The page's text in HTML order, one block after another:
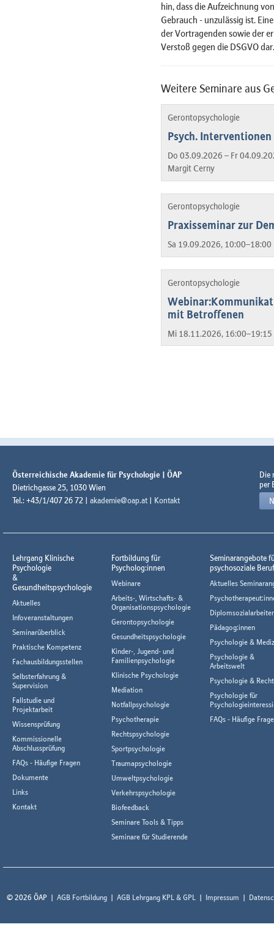
hin, dass die Aufzeichnung
Gebrauch - unzulässig ist.
der Vortragenden sowie der
Verstoß gegen die DSGVO dar.
Weitere Seminare aus
Gerontopsychologie
Psych.
Do 03.09.2026 – Fr
Margit Cerny
Gerontopsychologie
Praxisseminar zur
Sa 19.09.2026,
Gerontopsychologie
mit Betroffenen
Mi 18.11.2026,
Österreichische Akademie für Psychologie | ÖAP
Dietrichgasse 25, 1030 Wien
Tel.: +43/1/407 26 72 | akademie@oap.at | Kontakt
Die
per
Lehrgang Klinische
Psychologie
&
Gesundheitspsychologie
Aktuelles
Infoveranstaltungen
Seminarüberblick
Praktische Kompetenz
Fachausbildungsstellen
Selbsterfahrung &
Supervision
Fallstudie und
Projektarbeit
Wissensprüfung
Kommissionelle
Abschlussprüfung
FAQs - Häufige Fragen
Dokumente
Links
Kontakt
Fortbildung für
Psycholog:innen
Webinare
Arbeits-, Wirtschafts- &
Organisationspsychologie
Gerontopsychologie
Gesundheitspsychologie
Kinder-, Jugend- und
Familienpsychologie
Klinische Psychologie
Mediation
Notfallpsychologie
Psychotherapie
Rechtspsychologie
Sportpsychologie
Traumapsychologie
Umweltpsychologie
Verkehrspsychologie
Biofeedback
Seminare Tools & Tipps
Seminare für Studierende
Seminarangebote
psychosoziale
Aktuelles
Pädagog:innen
Psychologie &
Psychologie &
Arbeitswelt
Psychologie & Recht
Psychologie für
FAQs - Häufige
© 2026 ÖAP AGB Fortbildung AGB Lehrgang KPL & GPL Impressum